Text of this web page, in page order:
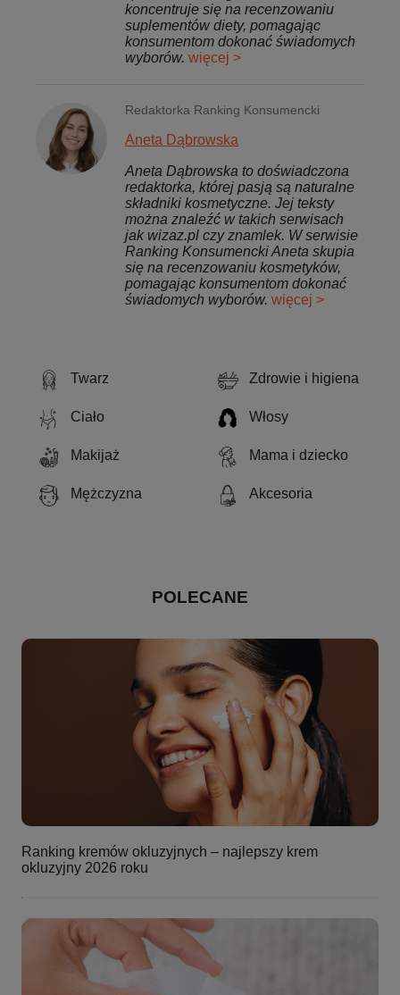
Twarz Zdrowie i higiena
Ciało Włosy
Makijaż Mama i dziecko
Mężczyzna Akcesoria
POLECANE
Ranking kremów okluzyjnych – najlepszy krem
okluzyjny 2026 roku
koncentruje się na recenzowaniu
suplementów diety, pomagając
konsumentom dokonać świadomych
wyborów. więcej >
Redaktorka Ranking Konsumencki
Aneta Dąbrowska
Aneta Dąbrowska to doświadczona
redaktorka, której pasją są naturalne
składniki kosmetyczne. Jej teksty
można znaleźć w takich serwisach
jak wizaz.pl czy znamlek. W serwisie
Ranking Konsumencki Aneta skupia
się na recenzowaniu kosmetyków,
pomagając konsumentom dokonać
świadomych wyborów. więcej >